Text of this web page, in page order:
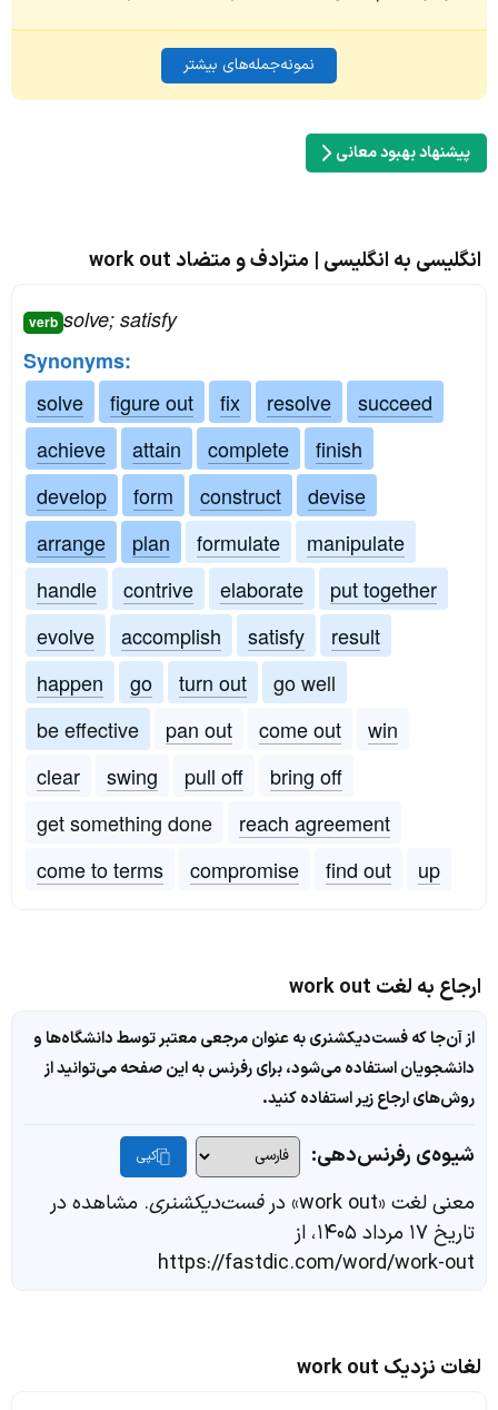
نمونه‌جمله‌های بیشتر
پیشنهاد بهبود معانی
انگلیسی به انگلیسی | مترادف و متضاد work out
verb solve; satisfy
Synonyms:
solve
figure out fix resolve
succeed
achieve
attain complete
finish
develop
form construct
devise
arrange
plan formulate
manipulate
handle
contrive elaborate
put together
evolve
accomplish satisfy
result
happen
go turn out
go well
be effective
pan out come out
win
clear
swing pull off
bring off
get something done
reach agreement
come to terms
compromise find out up
ارجاع به لغت work out
از آن‌جا که فست‌دیکشنری به عنوان مرجعی معتبر توسط دانشگاه‌ها و
دانشجویان استفاده می‌شود، برای رفرنس به این صفحه می‌توانید از
روش‌های ارجاع زیر استفاده کنید.
شیوه‌ی رفرنس‌دهی: کپی
معنی لغت «work out» در فست‌دیکشنری. مشاهده در
تاریخ ۱۷ مرداد ۱۴۰۵، از
https://fastdic.com/word/work-out
لغات نزدیک work out